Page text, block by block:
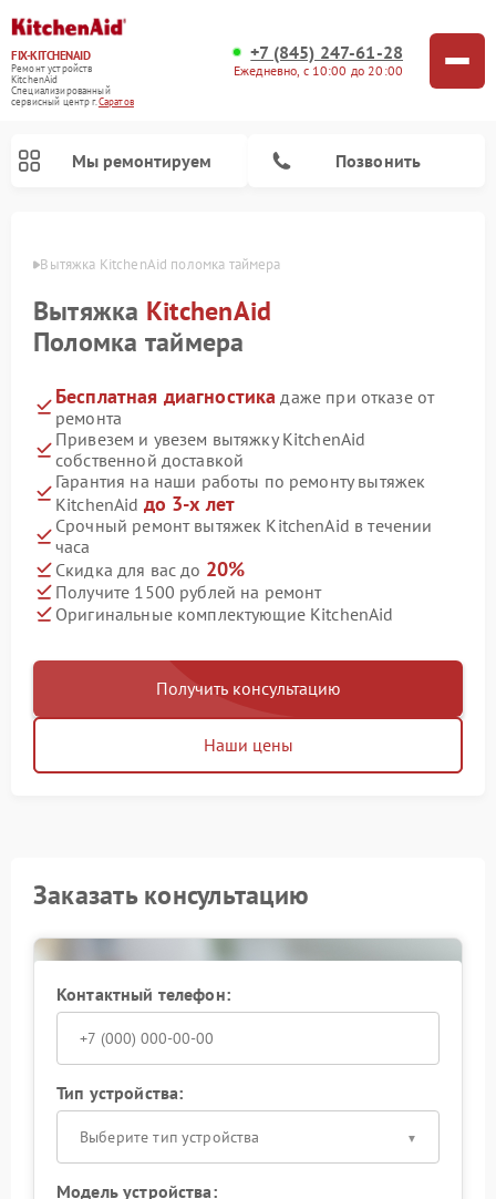
FIX-KITCHENAID
Ремонт устройств
KitchenAid
Специализированный
cервисный центр г.Саратов
+7 (845) 247-61-28
Ежедневно, с 10:00 до 20:00
Мы ремонтируем Позвонить
Вытяжка KitchenAid поломка таймера
Вытяжка KitchenAid
Поломка таймера
Бесплатная диагностика даже при отказе от
ремонта
Привезем и увезем вытяжку KitchenAid
собственной доставкой
Гарантия на наши работы по ремонту вытяжек
KitchenAid до 3-х лет
Срочный ремонт вытяжек KitchenAid в течении
часа
Скидка для вас до 20%
Получите 1500 рублей на ремонт
Оригинальные комплектующие KitchenAid
Получить консультацию
Наши цены
Заказать консультацию
Контактный телефон:
Тип устройства:
Выберите тип устройства
Модель устройства: